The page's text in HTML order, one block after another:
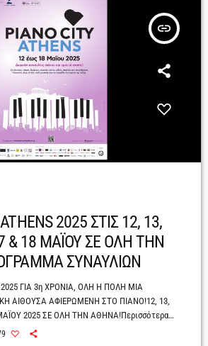
insert_link
2025 ΣΤΙΣ 12, 13,
& 18 ΜΑΪΟΥ ΣΕ ΟΛΗ ΤΗΝ
ΣΥΝΑΥΛΙΩΝ
2025 ΓΙΑ 3η ΧΡΟΝΙΑ, ΟΛΗ Η ΠΟΛΗ ΜΙΑ
ΑΙΘΟΥΣΑ ΑΦΙΕΡΩΜΕΝΗ ΣΤΟ ΠΙΑΝΟ!12, 13,
ΜΑΪΟΥ 2025 ΣΕ ΟΛΗ ΤΗΝ ΑΘΗΝΑ!Περισσότερα
πιάνου σε δημόσιους και ιδιωτικούς